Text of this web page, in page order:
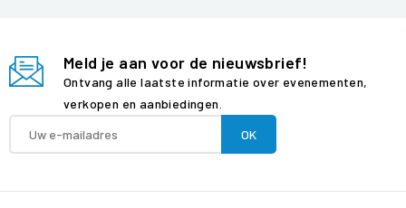
Meld je aan voor de nieuwsbrief!
Ontvang alle laatste informatie over evenementen,
verkopen en aanbiedingen.